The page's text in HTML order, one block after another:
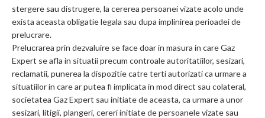
stergere sau distrugere, la cererea persoanei vizate acolo unde
exista aceasta obligatie legala sau dupa implinirea perioadei de
prelucrare.
Prelucrarea prin dezvaluire se face doar in masura in care Gaz
Expert se afla in situatii precum controale autoritatiilor, sesizari,
reclamatii, punerea la dispozitie catre terti autorizati ca urmare a
situatiilor in care ar putea fi implicata in mod direct sau colateral,
societatea Gaz Expert sau initiate de aceasta, ca urmare a unor
sesizari, litigii, plangeri, cereri initiate de persoanele vizate sau